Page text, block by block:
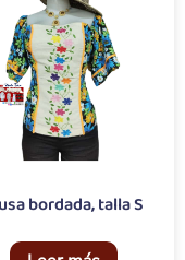
bordada, talla S